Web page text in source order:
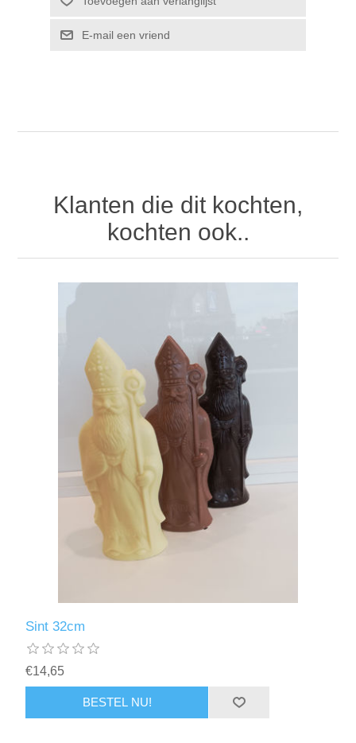
Klanten die dit kochten,
kochten ook..
Sint 32cm
€14,65